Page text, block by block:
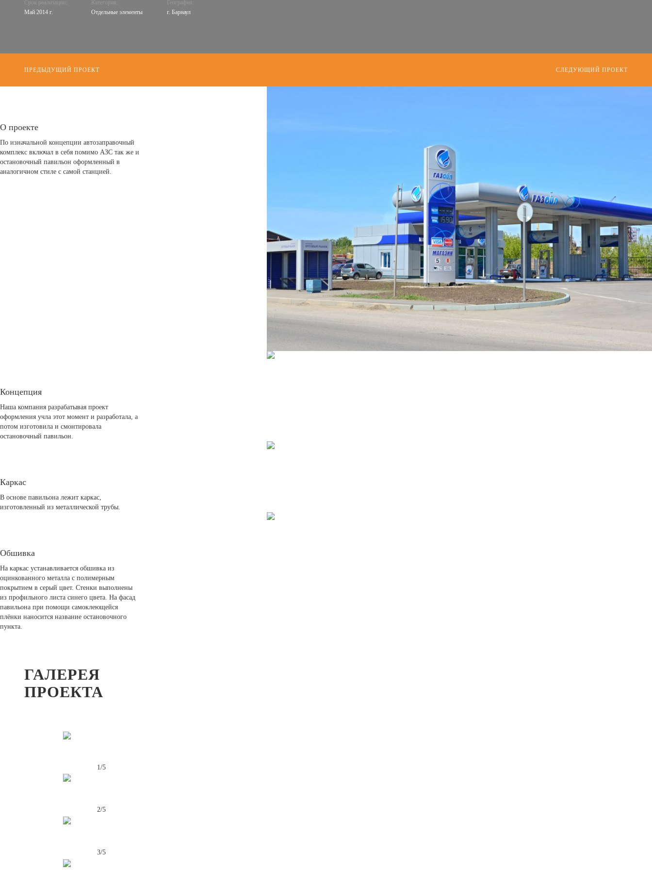
Срок реализации:
Май 2014 г.
Категория:
Отдельные элементы
География:
г. Барнаул
ПРЕДЫДУЩИЙ ПРОЕКТ СЛЕДУЮЩИЙ ПРОЕКТ
О проекте
По изначальной концепции автозаправочный
комплекс включал в себя помимо АЗС так же и
остановочный павильон оформленный в
аналогичном стиле с самой станцией.
Концепция
Наша компания разрабатывая проект
оформления учла этот момент и разработала, а
потом изготовила и смонтировала
остановочный павильон.
Каркас
В основе павильона лежит каркас,
изготовленный из металлической трубы.
Обшивка
На каркас устанавливается обшивка из
оцинкованного металла с полимерным
покрытием в серый цвет. Стенки выполнены
из профильного листа синего цвета. На фасад
павильона при помощи самоклеющейся
плёнки наносится название остановочного
пункта.
ГАЛЕРЕЯ
ПРОЕКТА
1/5
2/5
3/5